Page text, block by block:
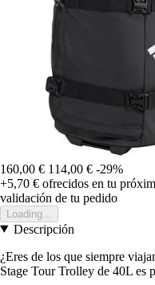
160,00 € 114,00 € -29%
+5,70 € ofrecidos en tu
validación de tu pedido
Loading...
Descripción
¿Eres de los que siempre
Stage Tour Trolley de 40L es